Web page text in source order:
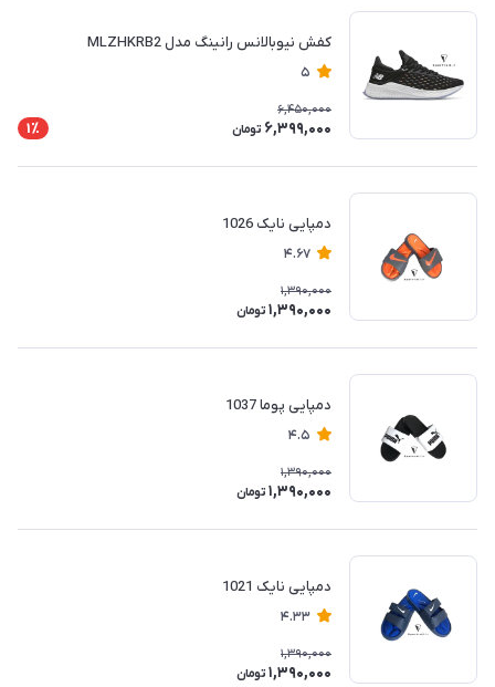
کفش نیوبالانس رانینگ مدل MLZHKRB2
5
6,450,000
6,399,000 تومان 1٪
دمپایی نایک 1026
4.67
1,390,000
1,390,000 تومان
دمپایی پوما 1037
4.5
1,390,000
1,390,000 تومان
دمپایی نایک 1021
4.33
1,390,000
1,390,000 تومان